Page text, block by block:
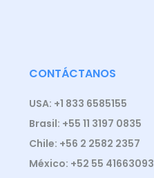
CONTÁCTANOS
USA: +1 833 6585155
Brasil: +55 11 3197 0835
Chile: +56 2 2582 2357
México: +52 55 41663093